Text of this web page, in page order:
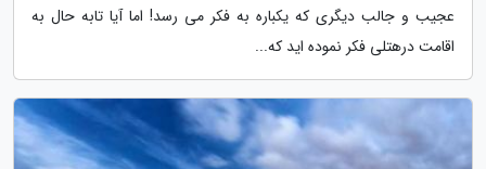
عجیب و جالب دیگری که یکباره به فکر می رسد! اما آیا تابه حال به
اقامت درهتلی فکر نموده اید که...